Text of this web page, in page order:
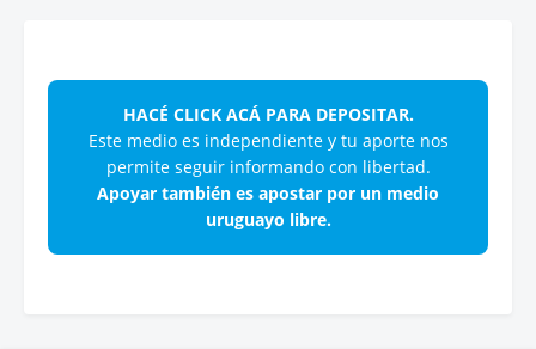
HACÉ CLICK ACÁ PARA DEPOSITAR.
Este medio es independiente y tu aporte nos
permite seguir informando con libertad.
Apoyar también es apostar por un medio
uruguayo libre.